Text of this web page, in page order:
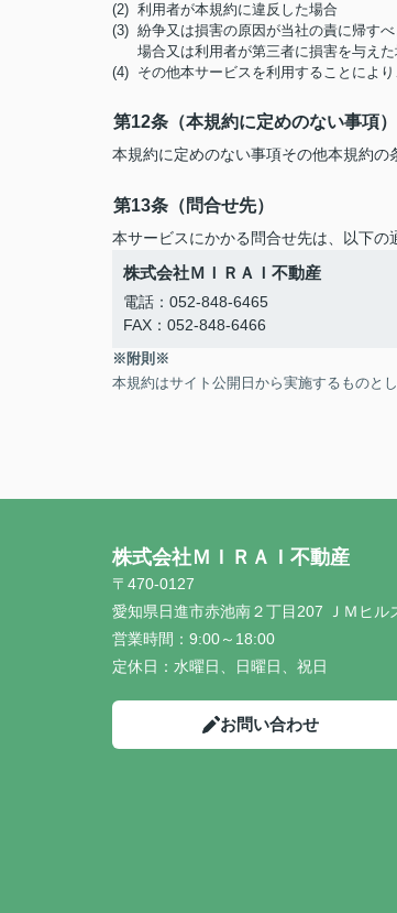
(2) 利用者が本規約に違反した場合
(3) 紛争又は損害の原因が当社の責に帰す
場合又は利用者が第三者に損害を与え
(4) その他本サービスを利用することによ
第12条（本規約に定めのない事項）
本規約に定めのない事項その他本規約の
第13条（問合せ先）
本サービスにかかる問合せ先は、以下の
株式会社ＭＩＲＡＩ不動産
電話：052-848-6465
FAX：052-848-6466
※附則※
本規約はサイト公開日から実施するものとし
株式会社ＭＩＲＡＩ不動産
〒470-0127
愛知県日進市赤池南２丁目207 ＪＭヒル
営業時間： 9:00～18:00
定休日： 水曜日、日曜日、祝日
お問い合わせ